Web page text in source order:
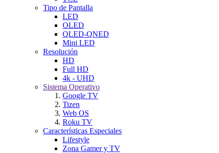
Tipo de Pantalla
LED
OLED
QLED-QNED
Mini LED
Resolución
HD
Full HD
4k - UHD
Sistema Operativo
Google TV
Tizen
Web OS
Roku TV
Características Especiales
Lifestyle
Zona Gamer y TV